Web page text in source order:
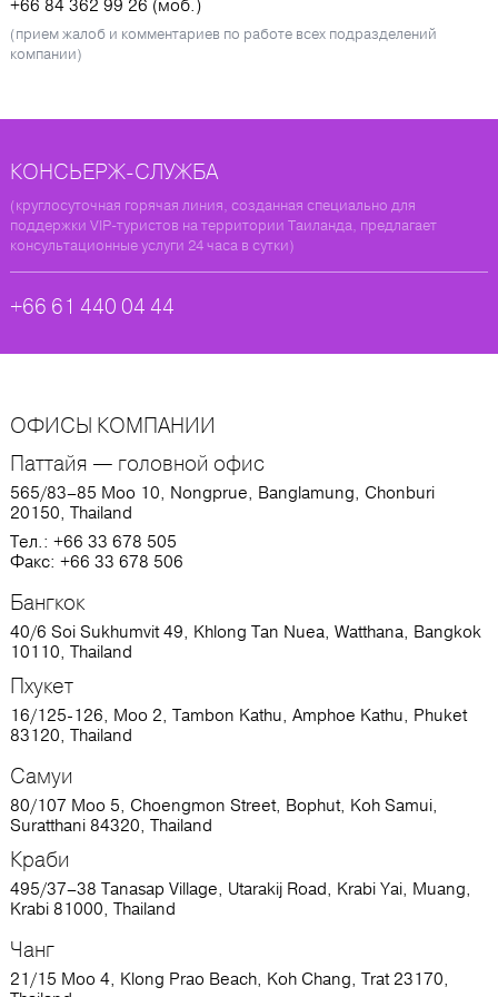
+66 84 362 99 26 (моб.)
(прием жалоб и комментариев по работе всех подразделений
компании)
КОНСЬЕРЖ-СЛУЖБА
(круглосуточная горячая линия, созданная специально для
поддержки VIP-туристов на территории Таиланда, предлагает
консультационные услуги 24 часа в сутки)
+66 61 440 04 44
ОФИСЫ КОМПАНИИ
Паттайя — головной офис
565/83–85 Moo 10, Nongprue, Banglamung, Chonburi
20150, Thailand
Тел.: +66 33 678 505
Факс: +66 33 678 506
Бангкок
40/6 Soi Sukhumvit 49, Khlong Tan Nuea, Watthana, Bangkok
10110, Thailand
Пхукет
16/125-126, Moo 2, Tambon Kathu, Amphoe Kathu, Phuket
83120, Thailand
Самуи
80/107 Moo 5, Choengmon Street, Bophut, Koh Samui,
Suratthani 84320, Thailand
Краби
495/37–38 Tanasap Village, Utarakij Road, Krabi Yai, Muang,
Krabi 81000, Thailand
Чанг
21/15 Moo 4, Klong Prao Beach, Koh Chang, Trat 23170,